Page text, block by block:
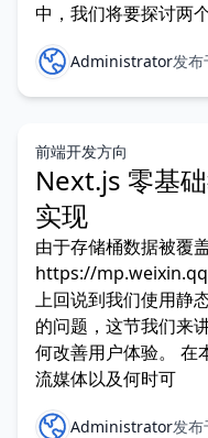
中，我们将要探讨两
Administrator发
前端开发方向
Next.js 零基
实现
由于存储桶数据被覆
https://
上回说到我们使用静
的问题，这节我们来
何改善用户体验。 在
流媒体以及何时可
Administrator发